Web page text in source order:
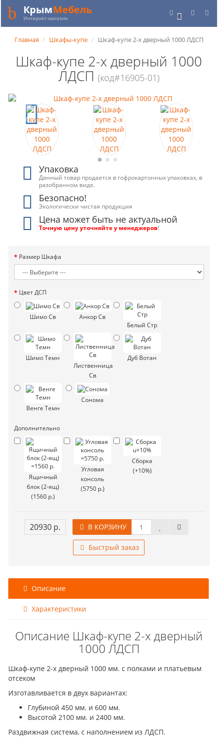
0
КрымМебель
Интернет-магазин
Главная Шкафы-купе Шкаф-купе 2-х дверный 1000 ЛДСП
Шкаф-купе 2-х дверный 1000
ЛДСП (код#16905-01)
Упаковка
Данный товар продается в гофрокартонных упаковках, в
разобранном виде.
Безопасно!
Экологически чистая продукция
Цена может быть не актуальной
Точную цену уточняйте у менеджеров!
Размер Шкафа
Цвет ДСП
Шимо Св
Анкор Св
Белый Стр
Шимо Темн
Лиственница
Св
Дуб Вотан
Венге Темн
Сонома
Дополнительно
Ящичный
блок (2-ящ)
(1560 р.)
Угловая
консоль
(5750 р.)
Сборка
(+10%)
20930 р. В КОРЗИНУ
Быстрый заказ
Описание
Характеристики
Описание Шкаф-купе 2-х дверный
1000 ЛДСП
Шкаф-купе 2-х дверный 1000 мм. с полками и платьевым
отсеком
Изготавливается в двух вариантах:
Глубиной 450 мм. и 600 мм.
Высотой 2100 мм. и 2400 мм.
Раздвижная система, с наполнением из ЛДСП.